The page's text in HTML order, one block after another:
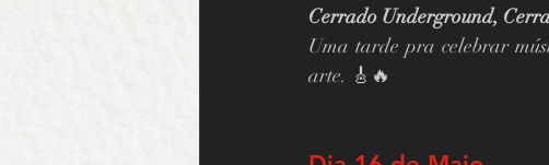
Cerrado Underground,
Uma tarde pra celebrar
arte. 🎸🔥